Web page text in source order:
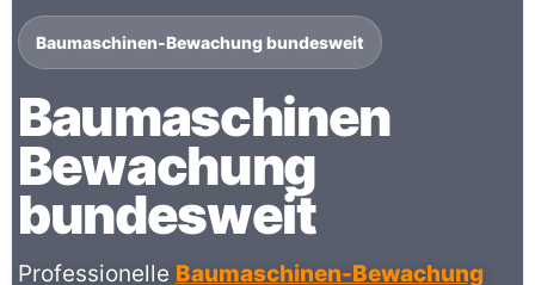
Baumaschinen-Bewachung bundesweit
Baumaschinen
Bewachung
bundesweit
Professionelle Baumaschinen-Bewachung